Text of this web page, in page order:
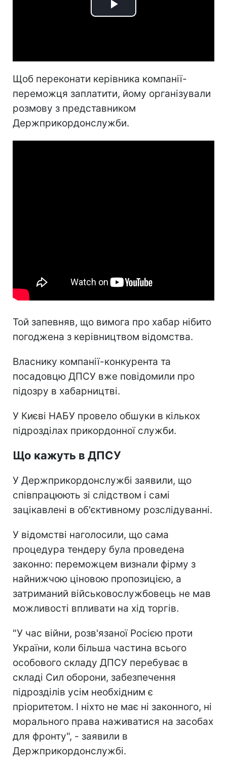
Play
Щоб переконати керівника компанії-
переможця заплатити, йому організували
розмову з представником
Держприкордонслужби.
Той запевняв, що вимога про хабар нібито
погоджена з керівництвом відомства.
Власнику компанії-конкурента та
посадовцю ДПСУ вже повідомили про
підозру в хабарництві.
У Києві НАБУ провело обшуки в кількох
підрозділах прикордонної служби.
Що кажуть в ДПСУ
У Держприкордонслужбі заявили, що
співпрацюють зі слідством і самі
зацікавлені в об'єктивному розслідуванні.
У відомстві наголосили, що сама
процедура тендеру була проведена
законно: переможцем визнали фірму з
найнижчою ціновою пропозицією, а
затриманий військовослужбовець не мав
можливості впливати на хід торгів.
"У час війни, розв'язаної Росією проти
України, коли більша частина всього
особового складу ДПСУ перебуває в
складі Сил оборони, забезпечення
підрозділів усім необхідним є
пріоритетом. І ніхто не має ні законного, ні
морального права наживатися на засобах
для фронту", - заявили в
Держприкордонслужбі.